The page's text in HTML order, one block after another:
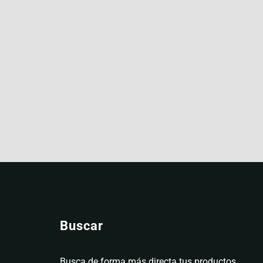
Buscar